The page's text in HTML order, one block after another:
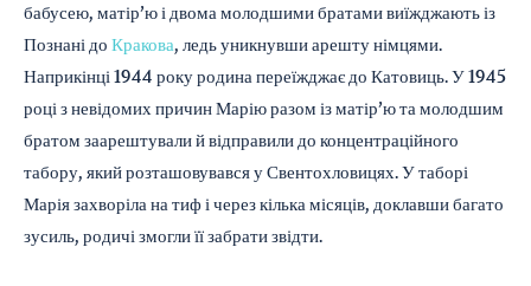
бабусею, матір’ю і двома молодшими братами виїжджають із
Познані до Кракова, ледь уникнувши арешту німцями.
Наприкінці 1944 року родина переїжджає до Катовиць. У 1945
році з невідомих причин Марію разом із матір’ю та молодшим
братом заарештували й відправили до концентраційного
табору, який розташовувався у Свентохловицях. У таборі
Марія захворіла на тиф і через кілька місяців, доклавши багато
зусиль, родичі змогли її забрати звідти.